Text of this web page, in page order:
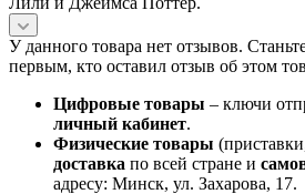
У данного товара нет отзывов.
первым, кто оставил отзыв об этом
Цифровые товары – ключи
личный кабинет.
Физические товары
доставка по всей стране и
адресу: Минск, ул. Захарова, 17.